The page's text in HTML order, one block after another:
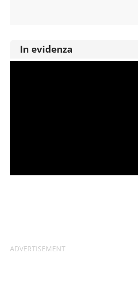
In evidenza